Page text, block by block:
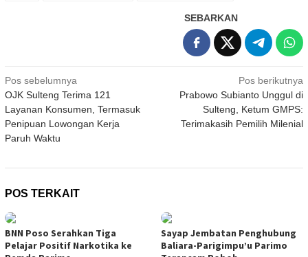
SEBARKAN
Navigasi
pos
Pos sebelumnya
OJK Sulteng Terima 121
Layanan Konsumen, Termasuk
Penipuan Lowongan Kerja
Paruh Waktu
Pos berikutnya
Prabowo Subianto Unggul di
Sulteng, Ketum GMPS:
Terimakasih Pemilih Milenial
POS TERKAIT
BNN Poso Serahkan Tiga
Pelajar Positif Narkotika ke
Sayap Jembatan Penghubung
Baliara-Parigimpu’u Parimo